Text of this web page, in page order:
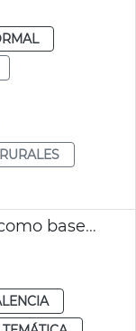
MC Bertolini elige València como base de su expansión europea